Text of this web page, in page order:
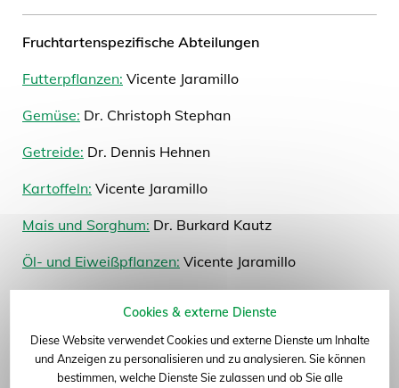
Fruchtartenspezifische Abteilungen
Futterpflanzen: Vicente Jaramillo
Gemüse: Dr. Christoph Stephan
Getreide: Dr. Dennis Hehnen
Kartoffeln: Vicente Jaramillo
Mais und Sorghum: Dr. Burkard Kautz
Öl- und Eiweißpflanzen: Vicente Jaramillo
Zierpflanzen:Thyra von Creytz
Zuckerrüben:Dr. Christoph Stephan
Cookies & externe Dienste
Diese Website verwendet Cookies und externe Dienste um Inhalte
und Anzeigen zu personalisieren und zu analysieren. Sie können
bestimmen, welche Dienste Sie zulassen und ob Sie alle